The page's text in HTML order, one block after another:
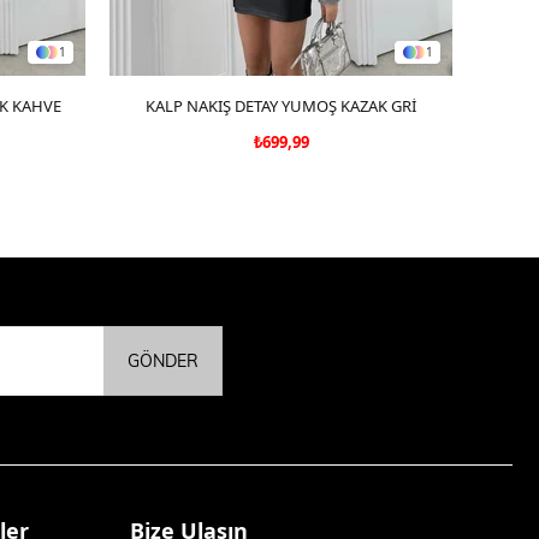
1
KAHVE
1
SEPETE EKLE
KALP NAKIŞ DETAY YUMOŞ KAZAK GRİ
₺699,99
GÖNDER
Bize Ulaşın